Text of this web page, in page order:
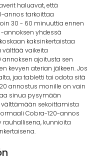
haluavat, että
annos tarkoittaa
30 - 60 minuuttia ennen
annoksen yhdessä
kaksinkertaistaa
vaikeita
annoksen ajoitusta sen
kevyen aterian jälkeen. Jos
jaa tabletti tai odota sitä
annostus monille on vain
sinua pysymään
sekoittamista
Cobra-120-annos
rauhallisena, kunnioita